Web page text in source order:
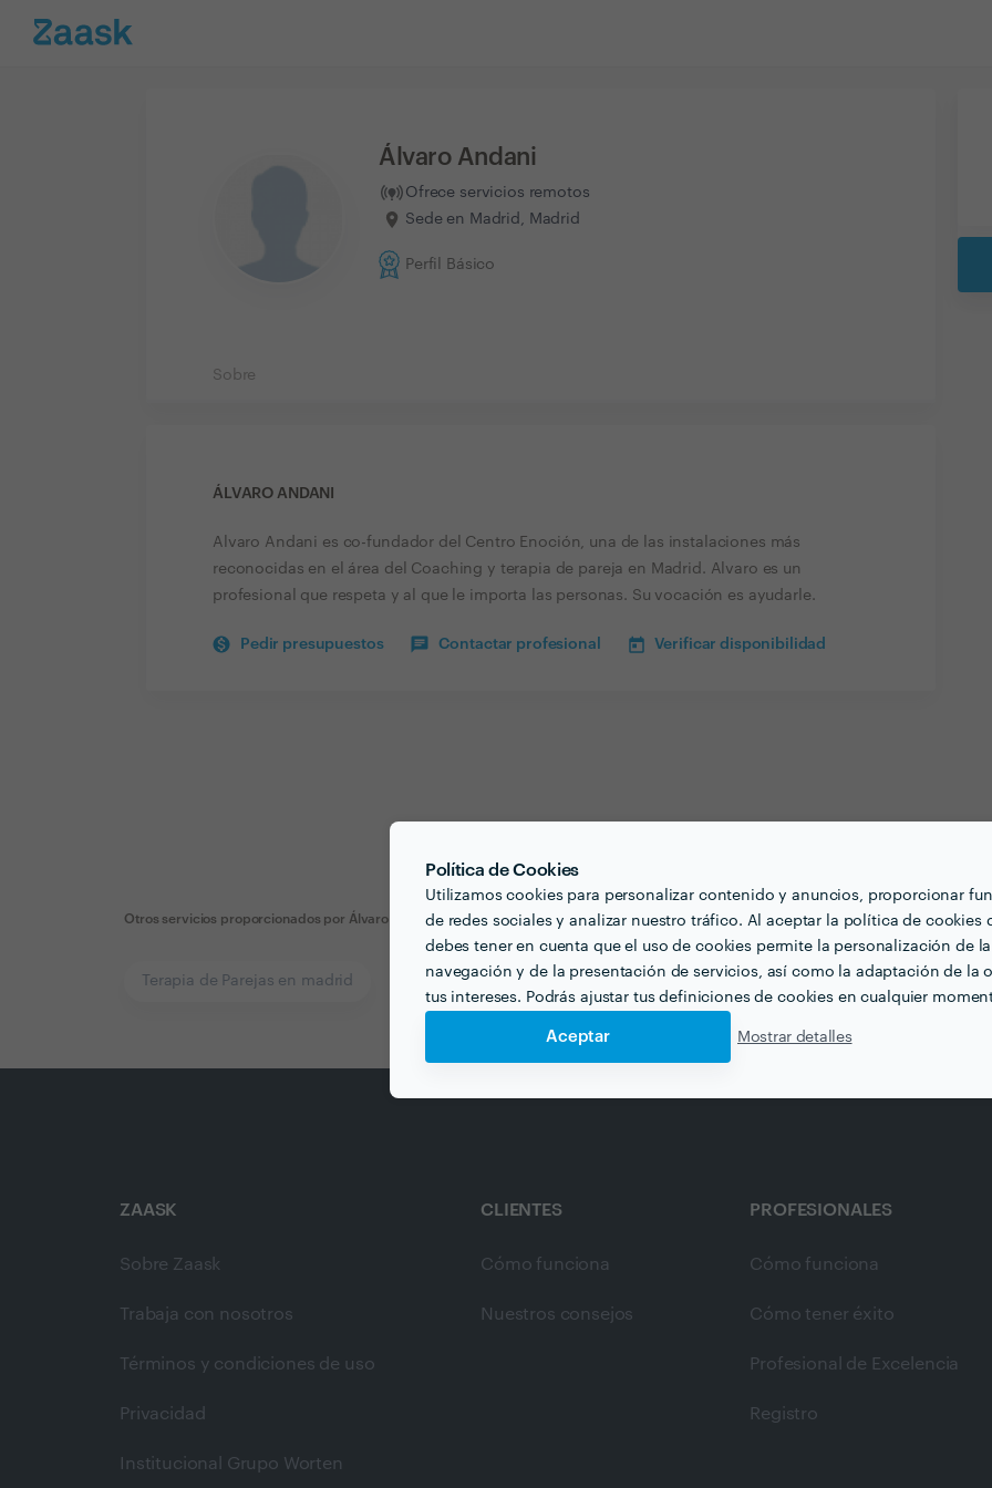
Política de Cookies
Utilizamos cookies para personalizar contenido y anuncios, proporcionar
de redes sociales y analizar nuestro tráfico. Al aceptar la política de cookies
debes tener en cuenta que el uso de cookies permite la personalización de la
navegación y de la presentación de servicios, así como la adaptación de la
tus intereses. Podrás ajustar tus definiciones de cookies en cualquier
Aceptar Mostrar detalles
Álvaro Andani
Ofrece servicios remotos
Sede en Madrid, Madrid
Perfil Básico
Sobre
ÁLVARO ANDANI
Alvaro Andani es co-fundador del Centro Enoción, una de las instalaciones más
reconocidas en el área del Coaching y terapia de pareja en Madrid. Alvaro es un
profesional que respeta y al que le importa las personas. Su vocación es ayudarle.
Pedir presupuestos Contactar profesional Verificar disponibilidad
Otros servicios proporcionados por Álvaro Andani
Terapia de Parejas en madrid
ZAASK
Sobre Zaask
Trabaja con nosotros
Términos y condiciones de uso
Privacidad
Institucional Grupo Worten
CLIENTES
Cómo funciona
Nuestros consejos
PROFESIONALES
Cómo funciona
Cómo tener éxito
Profesional de Excelencia
Registro